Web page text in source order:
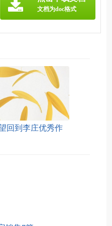
文档为doc格式
回到李庄优秀作